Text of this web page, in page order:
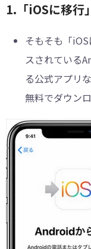
1.「iOSに移行
そもそも「
スされている
る公式アプリ
無料でダウン